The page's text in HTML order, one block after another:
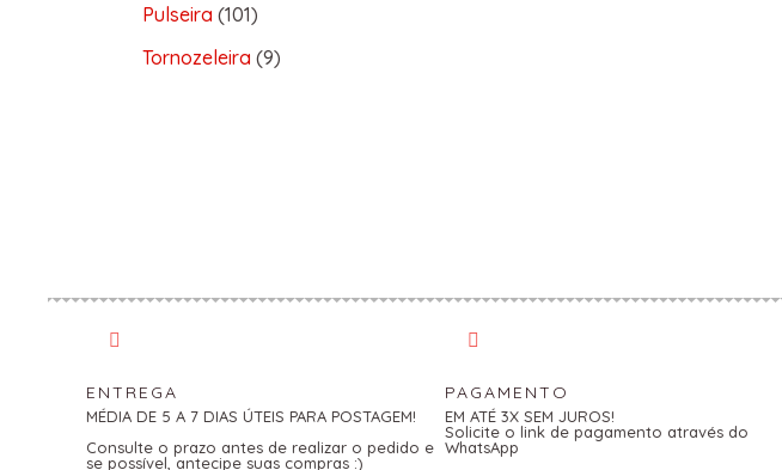
Pulseira 101
Tornozeleira 9
ENTREGA
MÉDIA DE 5 A 7 DIAS ÚTEIS PARA POSTAGEM!
Consulte o prazo antes de realizar o pedido e
se possível, antecipe suas compras :)
PAGAMENTO
EM ATÉ 3X SEM JUROS!
Solicite o link de pagamento através do
WhatsApp